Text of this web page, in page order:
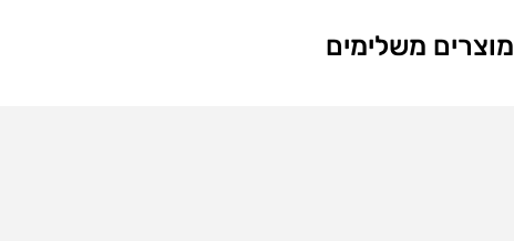
מוצרים משלימים